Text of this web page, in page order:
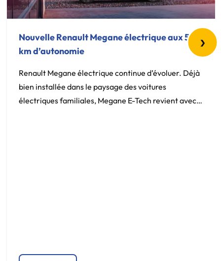
Nouvelle Renault Megane électrique aux 500
km d’autonomie
Renault Megane électrique continue d’évoluer. Déjà
bien installée dans le paysage des voitures
électriques familiales, Megane E-Tech revient avec
›